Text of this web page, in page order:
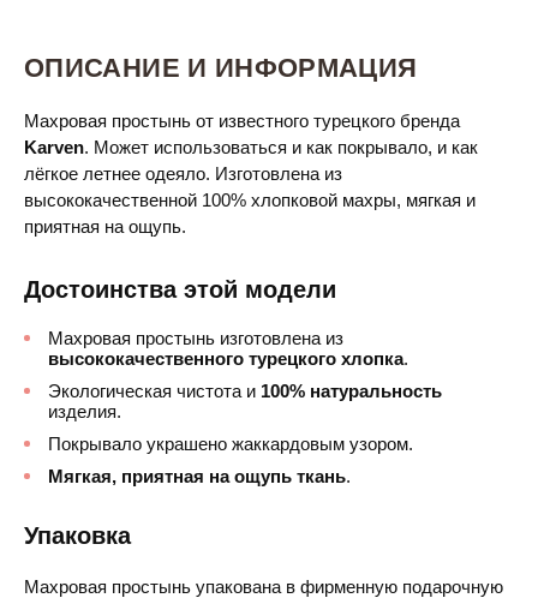
ОПИСАНИЕ И ИНФОРМАЦИЯ
Махровая простынь от известного турецкого бренда
Karven. Может использоваться и как покрывало, и как
лёгкое летнее одеяло. Изготовлена из
высококачественной 100% хлопковой махры, мягкая и
приятная на ощупь.
Достоинства этой модели
Махровая простынь изготовлена из
высококачественного турецкого хлопка.
Экологическая чистота и 100% натуральность
изделия.
Покрывало украшено жаккардовым узором.
Мягкая, приятная на ощупь ткань.
Упаковка
Махровая простынь упакована в фирменную подарочную